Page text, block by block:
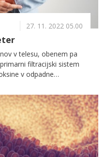
27. 11. 2022 05.00
v telesu, obenem pa
filtracijski sistem
v odpadne
ter proizvaja
se zdrava jetra
ter okoljski stresorji
jeter.